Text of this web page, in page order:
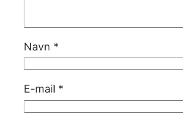
Navn *
E-mail *